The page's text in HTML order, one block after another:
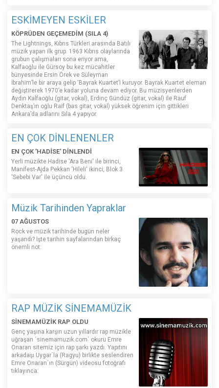
ESKİMEYEN ESKİLER
KÖPRÜDEN GEÇEMEDİM (SILA 4)
The Lightnings, Kıbrıs Türkleri arasında Batılı
müzik yapan ilk grup. 1963 Kıbrıs olaylarında
grubun çalışmaları sona eriyor ama,
Kalfaoğlu ile Gürsoy bu kez mücahitler
bünyesinde Ersin Örek ve Süleyman
İbrahim’le bir araya gelip ‘Bayrak Kuartet’i kuruyor. Bayrak Kuartet eleman
değiştirerek 1970’e kadar yoluna devam ediyor. Bu müzisyenlerden
Aydın Kalfaoğlu (gitar, vokal), Erdinç Gündüz (gitar, vokal) ile Rauf
Denktaş’ın oğlu Raif (bas gitar, vokal) yüksek öğrenim için gittikleri
Ankara’da adlarını Sıla 4 yapıyor.
EN ÇOK DİNLENENLER
EN ÇOK 'HADİSE' DİNLENDİ
Yerli müzikte Hadise 'Ara Beni' ile birinci,
Manifest-Ajda Pekkan 'Hileli' ikinci, Blok 3
'Sebebi Var' ile üçüncü oldu.
Müzik Tarihinden Yapraklar
07 AĞUSTOS
Rock ve müzik tarihinde bugün neler
yaşandı? İşte tarihin sayfalarından birkaç
önemli not:
RAP MÜZİK SİNEMAMÜZİK
SİNEMAMÜZİK RAP OLDU
Genç yaşına karşın uzun yıllardır rap müzikle
uğraşan ´sinemamuzik.com´ okuru Emre
Onaran sitemiz için rap şarkı yazdı. Yapıtını
arkadaşı Uygar´la (Ragyu) birlikte seslendiren
Emre Onaran´ın (Sürgün) videosu fotoğrafı
tıklayınca: